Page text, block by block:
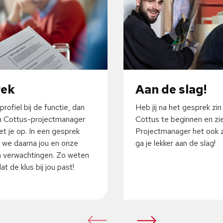
bij de functie, dan
Cottus-projectmanager
je op. In een gesprek
daarna jou en onze
verwachtingen. Zo weten
de klus bij jou past!
Aan de slag!
Heb jij na het gesprek
Cottus te beginnen en
Projectmanager het ook
ga je lekker aan de slag!